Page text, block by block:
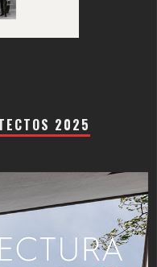
2025